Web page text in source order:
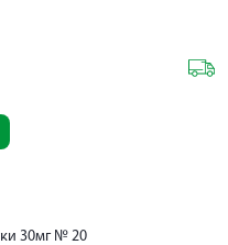
30мг № 20